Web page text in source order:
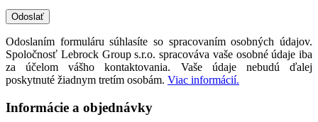
Odoslaním formuláru súhlasíte so spracovaním osobných údajov.
Spoločnosť Lebrock Group s.r.o. spracováva vaše osobné údaje iba
za účelom vášho kontaktovania. Vaše údaje nebudú ďalej
poskytnuté žiadnym tretím osobám. Viac informácií.
Informácie a objednávky